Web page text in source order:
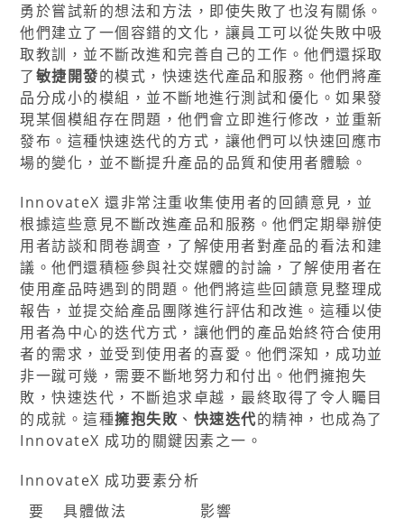
勇於嘗試新的想法和方法，即使失敗了也沒有關係。
他們建立了一個容錯的文化，讓員工可以從失敗中吸
取教訓，並不斷改進和完善自己的工作。他們還採取
了敏捷開發的模式，快速迭代產品和服務。他們將產
品分成小的模組，並不斷地進行測試和優化。如果發
現某個模組存在問題，他們會立即進行修改，並重新
發布。這種快速迭代的方式，讓他們可以快速回應市
場的變化，並不斷提升產品的品質和使用者體驗。
InnovateX 還非常注重收集使用者的回饋意見，並
根據這些意見不斷改進產品和服務。他們定期舉辦使
用者訪談和問卷調查，了解使用者對產品的看法和建
議。他們還積極參與社交媒體的討論，了解使用者在
使用產品時遇到的問題。他們將這些回饋意見整理成
報告，並提交給產品團隊進行評估和改進。這種以使
用者為中心的迭代方式，讓他們的產品始終符合使用
者的需求，並受到使用者的喜愛。他們深知，成功並
非一蹴可幾，需要不斷地努力和付出。他們擁抱失
敗，快速迭代，不斷追求卓越，最終取得了令人矚目
的成就。這種擁抱失敗 、 快速迭代的精神，也成為了
InnovateX 成功的關鍵因素之一。
InnovateX 成功要素分析
要
具體做法 影響